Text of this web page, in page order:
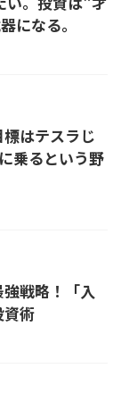
になる。
はテスラじ
乗るという野
戦略！「入
術